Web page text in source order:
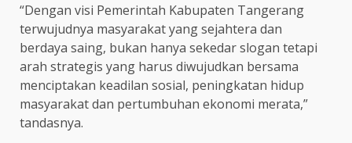
“Dengan visi Pemerintah Kabupaten Tangerang
terwujudnya masyarakat yang sejahtera dan
berdaya saing, bukan hanya sekedar slogan tetapi
arah strategis yang harus diwujudkan bersama
menciptakan keadilan sosial, peningkatan hidup
masyarakat dan pertumbuhan ekonomi merata,”
tandasnya.